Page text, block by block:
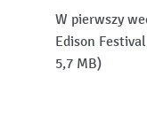
W pierwszy
Edison
5,7 MB)